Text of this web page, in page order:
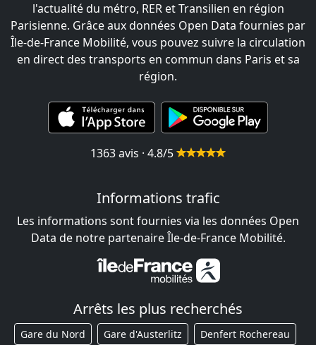
l'actualité du métro, RER et Transilien en région
Parisienne. Grâce aux données Open Data fournies par
Île-de-France Mobilité, vous pouvez suivre la circulation
en direct des transports en commun dans Paris et sa
région.
1363 avis · 4.8/5
Informations trafic
Les informations sont fournies via les données Open
Data de notre partenaire Île-de-France Mobilité.
Arrêts les plus recherchés
Gare du Nord Gare d'Austerlitz Denfert Rochereau